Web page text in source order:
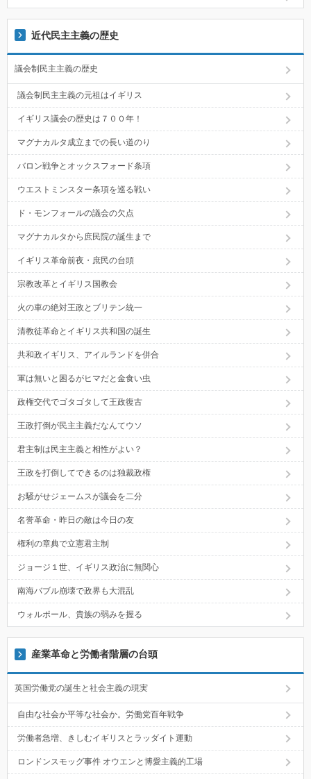
近代民主主義の歴史
議会制民主主義の歴史
議会制民主主義の元祖はイギリス
イギリス議会の歴史は７００年！
マグナカルタ成立までの長い道のり
バロン戦争とオックスフォード条項
ウエストミンスター条項を巡る戦い
ド・モンフォールの議会の欠点
マグナカルタから庶民院の誕生まで
イギリス革命前夜・庶民の台頭
宗教改革とイギリス国教会
火の車の絶対王政とブリテン統一
清教徒革命とイギリス共和国の誕生
共和政イギリス、アイルランドを併合
軍は無いと困るがヒマだと金食い虫
政権交代でゴタゴタして王政復古
王政打倒が民主主義だなんてウソ
君主制は民主主義と相性がよい？
王政を打倒してできるのは独裁政権
お騒がせジェームスが議会を二分
名誉革命・昨日の敵は今日の友
権利の章典で立憲君主制
ジョージ１世、イギリス政治に無関心
南海バブル崩壊で政界も大混乱
ウォルポール、貴族の弱みを握る
産業革命と労働者階層の台頭
英国労働党の誕生と社会主義の現実
自由な社会か平等な社会か。労働党百年戦争
労働者急増、きしむイギリスとラッダイト運動
ロンドンスモッグ事件 オウエンと博愛主義的工場